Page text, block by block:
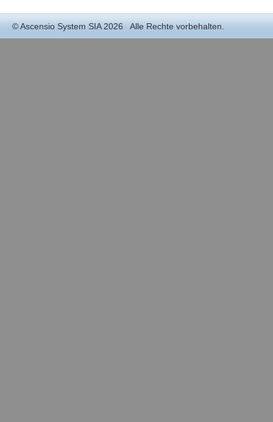
©Ascensio System SIA2026 Alle Rechte vorbehalten.